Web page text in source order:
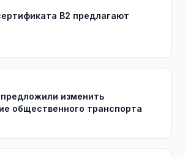
B2 предлагают
предложили изменить
общественного транспорта